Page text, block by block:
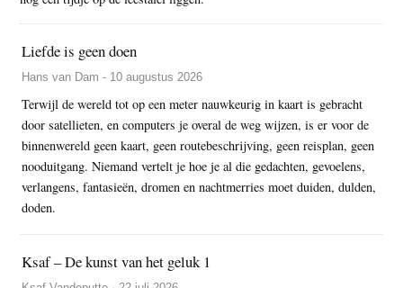
Liefde is geen doen
Hans van Dam - 10 augustus 2026
Terwijl de wereld tot op een meter nauwkeurig in kaart is gebracht
door satellieten, en computers je overal de weg wijzen, is er voor de
binnenwereld geen kaart, geen routebeschrijving, geen reisplan, geen
nooduitgang. Niemand vertelt je hoe je al die gedachten, gevoelens,
verlangens, fantasieën, dromen en nachtmerries moet duiden, dulden,
doden.
Ksaf – De kunst van het geluk 1